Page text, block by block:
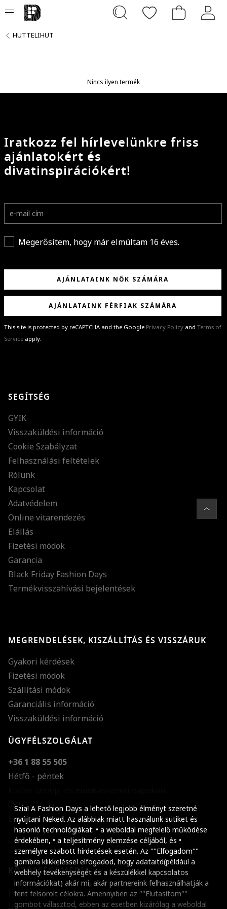
Szia! A Fashion Days a lehető legjobb élményt szeretné
nyújtani Neked. Az alábbiak miatt használunk sütiket és
hasonló technológiákat: • a weboldal megfelelő működése
érdekében, • a teljesítmény elemzése céljából, és •
személyre szabott hirdetések esetén. Az ""Elfogadom""
gombra klikkeléssel elfogadod, hogy adataitd(például a
webhely tevékenységét és a készülékkel kapcsolatos
információkat) akár mi, akár partnereink felhasználhatják a
fent felsorolt célokra. Amennyiben az ""Elutasítom""
gombot választod, ebben az esetben kizárólag a weboldal
HUTTELIHUT
Nincs ilyen termék
Iratkozz fel hírlevelünkre friss
ajánlatokért és
divatinspirációkért!
Megerősítem, hogy már elmúltam 16 éves.
AJÁNLATAINK NŐK SZÁMÁRA
AJÁNLATAINK FÉRFIAK SZÁMÁRA
This site is protected by reCAPTCHA and the Google Privacy Policy and Terms of
Service apply.
különleges ajánlatainkat és stílustippjeinket!
SEGÍTSÉG
GYIK
Visszaküldési információ
Cookie Szabályzat
Felhasználási feltételek
Rólunk
Kapcsolat
Adatvédelem
Online vitarendezés
Elállás
Fizetési módok
Garancia
Black Friday Fashion Days
Termékvisszahívási bejelentések
MEGRENDELÉSEK, KISZÁLLÍTÁS ÉS VISSZÁRUK
Gyakori kérdések
Fizetési módok
Szállítási módok
Garanciális információ
Visszaküldési információ
ÜGYFÉLSZOLGÁLAT
+36 1 88 55 505
Hétfő - péntek
08:00 - 16:30
E-mail küldése
KÖZÖSSÉGI MÉDIA
Facebook
Instagram
Szöveg méretének
Szóköz növelése
Szóköz csökkentése
Sortávolság
Sortávolság